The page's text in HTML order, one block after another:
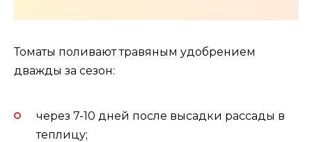
Томаты поливают травяным удобрением
дважды за сезон:
через 7-10 дней после высадки рассады в
теплицу;